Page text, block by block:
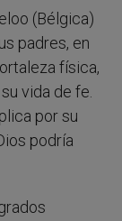
(Bélgica)
padres, en
física,
vida de fe.
por su
podría